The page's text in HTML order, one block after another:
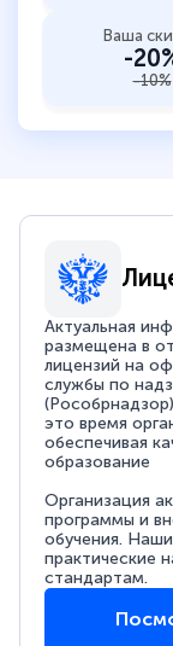
Ваша
-
-10%
Актуальная
размещена в
лицензий на
службы по
это время
обеспечивая
образование
Организация
программы и
обучения.
практические
стандартам.